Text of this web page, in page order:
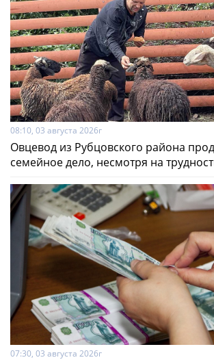
08:10, 03 августа 2026г
Овцевод из Рубцовского района
семейное дело, несмотря на
07:30, 03 августа 2026г